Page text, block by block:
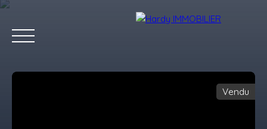
Vendu